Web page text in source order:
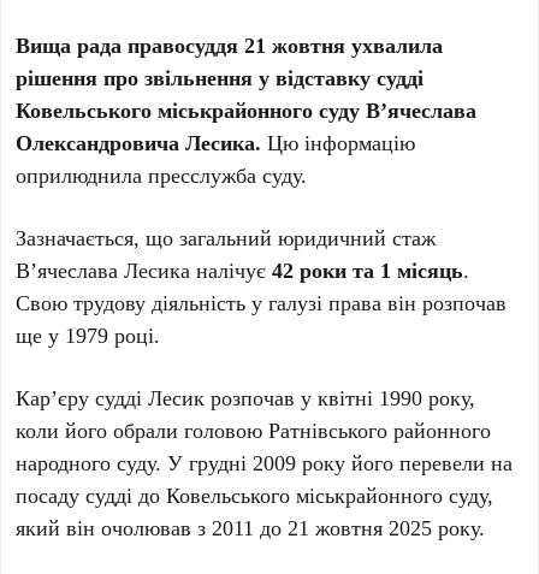
Вища рада правосуддя 21 жовтня ухвалила
рішення про звільнення у відставку судді
Ковельського міськрайонного суду В’ячеслава
Олександровича Лесика. Цю інформацію
оприлюднила пресслужба суду.
Зазначається, що загальний юридичний стаж
В’ячеслава Лесика налічує42 роки та 1 місяць.
Свою трудову діяльність у галузі права він розпочав
ще у 1979 році.
Кар’єру судді Лесик розпочав у квітні 1990 року,
коли його обрали головою Ратнівського районного
народного суду. У грудні 2009 року його перевели на
посаду судді до Ковельського міськрайонного суду,
який він очолював з 2011 до 21 жовтня 2025 року.